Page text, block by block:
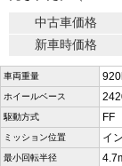
中古車価格
新車時価格
車両重量
ホイールベース
駆動方式 FF
ミッション位置 イ
最小回転半径